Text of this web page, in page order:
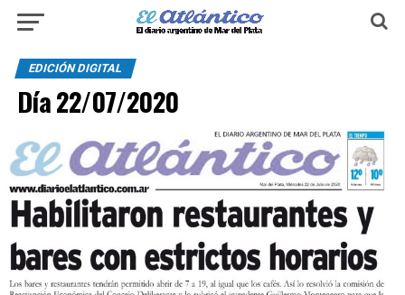
EDICIÓN DIGITAL
Día 22/07/2020